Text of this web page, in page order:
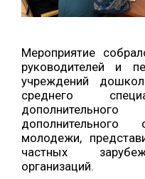
Мероприятие
руководителей и
учреждений
среднего
дополнительного
молодежи,
частных
организаций.